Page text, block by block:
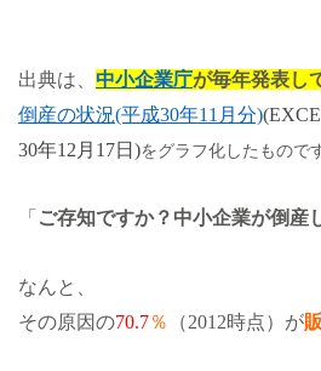
出典は、 中小企業庁が毎年発表し
倒産の状況(平成30年11月分)
30年12月17日)をグラフ化したもので
「 ご存知ですか？中小企業が倒産
なんと、
その原因の70.7％ （2012時点）が